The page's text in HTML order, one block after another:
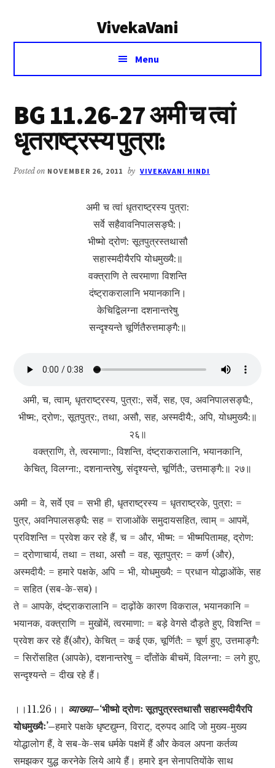
VivekaVani
Voice
Vivekananda
Menu
BG 11.26-27 अमी च त्वां
धृतराष्ट्रस्य पुत्रा:
Posted on NOVEMBER 26, 2011 by VIVEKAVANI HINDI
अमी च त्वां धृतराष्ट्रस्य पुत्रा:
सर्वे सहैवावनिपालसङ्घै:।
भीष्मो द्रोण: सूतपुत्रस्तथासौ
सहास्मदीयैरपि योधमुख्यै:॥
वक्त्राणि ते त्वरमाणा विशन्ति
दंष्ट्राकरालानि भयानकानि।
केचिद्विलग्ना दशनान्तरेषु
सन्दृश्यन्ते चूर्णितैरुत्तमाङ्गै:॥
अमी, च, त्वाम्, धृतराष्ट्रस्य, पुत्रा:, सर्वे, सह, एव, अवनिपालसङ्घै:,
भीष्म:, द्रोण:, सूतपुत्र:, तथा, असौ, सह, अस्मदीयै:, अपि, योधमुख्यै:॥
२६॥
वक्त्राणि, ते, त्वरमाणा:, विशन्ति, दंष्ट्राकरालानि, भयानकानि,
केचित्, विलग्ना:, दशनान्तरेषु, संदृश्यन्ते, चूर्णितै:, उत्तमाङ्गै:॥ २७॥
अमी = वे, सर्वे एव = सभी ही, धृतराष्ट्रस्य = धृतराष्ट्रके, पुत्रा: =
पुत्र, अवनिपालसङ्घै: सह = राजाओंके समुदायसहित, त्वाम् = आपमें,
प्रविशन्ति = प्रवेश कर रहे हैं, च = और, भीष्म: = भीष्मपितामह, द्रोण:
= द्रोणाचार्य, तथा = तथा, असौ = वह, सूतपुत्र: = कर्ण (और),
अस्मदीयै: = हमारे पक्षके, अपि = भी, योधमुख्यै: = प्रधान योद्धाओंके, सह
= सहित (सब-के-सब)।
ते = आपके, दंष्ट्राकरालानि = दाढ़ोंके कारण विकराल, भयानकानि =
भयानक, वक्त्राणि = मुखोंमें, त्वरमाणा: = बड़े वेगसे दौड़ते हुए, विशन्ति =
प्रवेश कर रहे हैं(और), केचित् = कई एक, चूर्णितै: = चूर्ण हुए, उत्तमाङ्गै:
= सिरोंसहित (आपके), दशनान्तरेषु = दाँतोंके बीचमें, विलग्ना: = लगे हुए,
सन्दृश्यन्ते = दीख रहे हैं।
।।11.26।। व्याख्या–‘भीष्मो द्रोणः सूतपुत्रस्तथासौ सहास्मदीयैरपि
योधमुख्यैः’–हमारे पक्षके धृष्टद्युम्न, विराट्, द्रुपद आदि जो मुख्य-मुख्य
योद्धालोग हैं, वे सब-के-सब धर्मके पक्षमें हैं और केवल अपना कर्तव्य
समझकर युद्ध करनेके लिये आये हैं। हमारे इन सेनापतियोंके साथ